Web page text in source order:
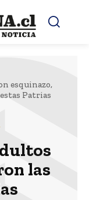
esquinazo,
Patrias
las